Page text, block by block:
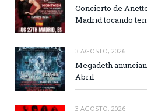
Concierto de
Madrid tocando
3 AGOSTO, 2026
Megadeth
Abril
3 AGOSTO, 2026